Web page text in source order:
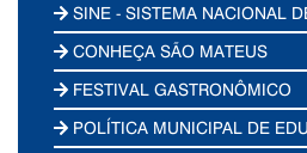
SINE - SISTEMA NACIONAL
CONHEÇA SÃO MATEUS
FESTIVAL GASTRONÔMICO
POLÍTICA MUNICIPAL DE